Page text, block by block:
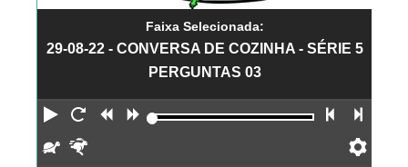
Faixa Selecionada:
29-08-22 - CONVERSA DE COZINHA - SÉRIE 5
PERGUNTAS 03
Reproduzir
Reiniciar
Retroceder
Avançar Faixa
Devagar